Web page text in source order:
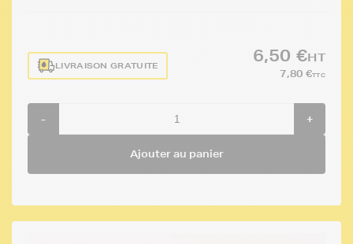
LIVRAISON GRATUITE
6,50 €HT
7,80 €TTC
- +
Ajouter au panier